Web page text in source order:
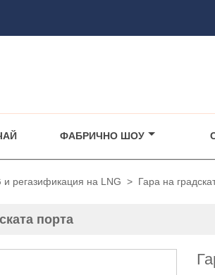
ФАБРИЧНО ШОУ
и регазификация на LNG > Гара на
порта